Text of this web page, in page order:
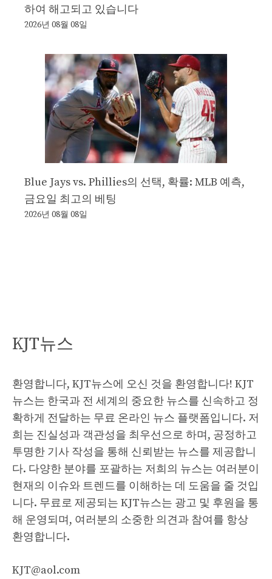
하여 해고되고 있습니다
2026년 08월 08일
Blue Jays vs. Phillies의 선택, 확률: MLB 예측,
금요일 최고의 베팅
2026년 08월 08일
KJT뉴스
환영합니다, KJT뉴스에 오신 것을 환영합니다! KJT
뉴스는 한국과 전 세계의 중요한 뉴스를 신속하고 정
확하게 전달하는 무료 온라인 뉴스 플랫폼입니다. 저
희는 진실성과 객관성을 최우선으로 하며, 공정하고
투명한 기사 작성을 통해 신뢰받는 뉴스를 제공합니
다. 다양한 분야를 포괄하는 저희의 뉴스는 여러분이
현재의 이슈와 트렌드를 이해하는 데 도움을 줄 것입
니다. 무료로 제공되는 KJT뉴스는 광고 및 후원을 통
해 운영되며, 여러분의 소중한 의견과 참여를 항상
환영합니다.
KJT@aol.com